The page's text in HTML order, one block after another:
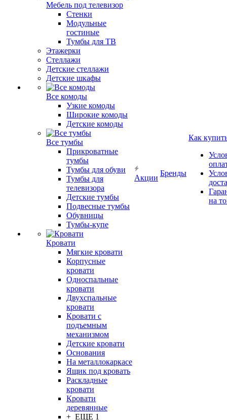
Мебель под телевизор
Стенки
Модульные
гостиные
Тумбы для ТВ
Этажерки
Стеллажи
Детские стеллажи
Детские шкафы
Все комоды
Узкие комоды
Широкие комоды
Детские комоды
Все тумбы
Прикроватные
тумбы
Тумбы для обуви
Тумбы для
телевизора
Детские тумбы
Подвесные тумбы
Обувницы
Тумбы-купе
Кровати
Мягкие кровати
Корпусные
кровати
Односпальные
кровати
Двухспальные
кровати
Кровати с
подъемным
механизмом
Детские кровати
Основания
На металлокаркасе
Ящик под кровать
Раскладные
кровати
Кровати
деревянные
+ ЕЩЕ 1
Акции
Бренды
Как
на